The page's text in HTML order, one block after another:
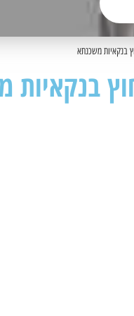
בנקאיות משכנתא
בנקאיות